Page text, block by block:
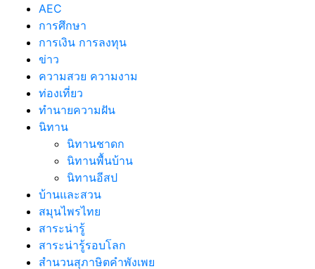
AEC
การศึกษา
การเงิน การลงทุน
ข่าว
ความสวย ความงาม
ท่องเที่ยว
ทํานายความฝัน
นิทาน
นิทานชาดก
นิทานพื้นบ้าน
นิทานอีสป
บ้านและสวน
สมุนไพรไทย
สาระน่ารู้
สาระน่ารู้รอบโลก
สำนวนสุภาษิตคำพังเพย